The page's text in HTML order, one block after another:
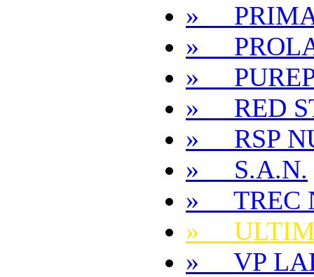
»
»
»
» RED
» RSP
» S.A.N.
» TREC
»
» VP